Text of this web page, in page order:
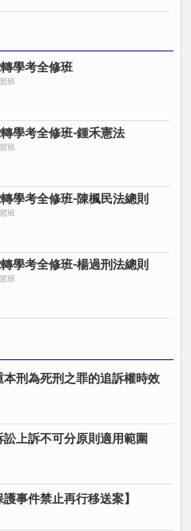
學考全修班
班
學考全修班-鍾禾憲法
班
學考全修班-陳楓民法總則
班
學考全修班-楊過刑法總則
班
本刑為死刑之罪的追訴權時效
上訴不可分原則適用範圍
事件禁止再行移送案】